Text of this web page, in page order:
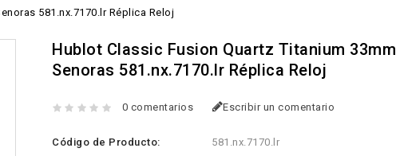
581.nx.7170.lr Réplica Reloj
Hublot Classic Fusion Quartz Titanium 33mm
Senoras 581.nx.7170.lr Réplica Reloj
0 comentarios Escribir un comentario
Código de Producto:
581.nx.7170.lr